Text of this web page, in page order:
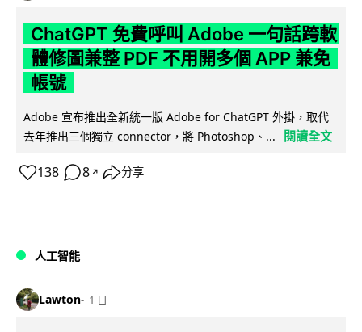
ChatGPT 免費呼叫 Adobe 一句話跨軟
體修圖兼整 PDF 不用開多個 APP 兼免
帳號
Adobe 宣布推出全新統一版 Adobe for ChatGPT 外掛，取代
去年推出三個獨立 connector，將 Photoshop、...
閱讀全文
138 8 ↗ 分享
人工智能
Lawton 1 日